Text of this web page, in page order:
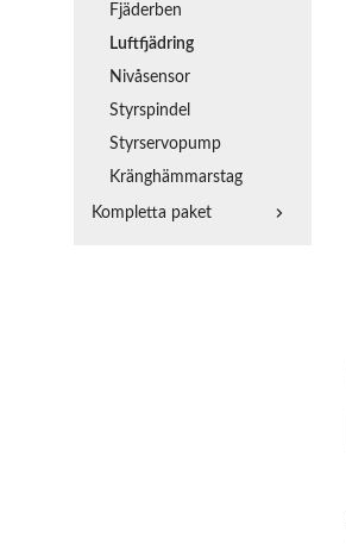
Fjäderben
Luftfjädring
Nivåsensor
Styrspindel
Styrservopump
Kränghämmarstag
Kompletta paket